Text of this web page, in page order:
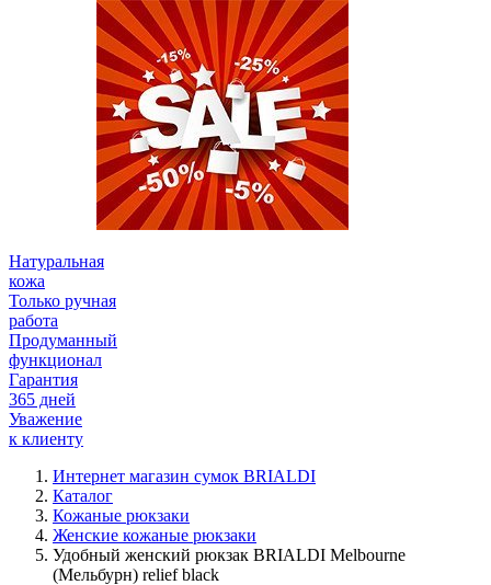
Натуральная
кожа
Только ручная
работа
Продуманный
функционал
Гарантия
365 дней
Уважение
к клиенту
Интернет магазин сумок BRIALDI
Каталог
Кожаные рюкзаки
Женские кожаные рюкзаки
Удобный женский рюкзак BRIALDI Melbourne
(Мельбурн) relief black